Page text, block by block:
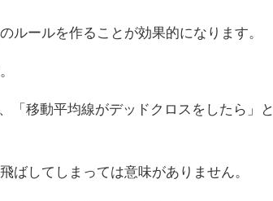
ルールを作ることが効果的になります。
「移動平均線がデッドクロスをしたら」と
ばしてしまっては意味がありません。